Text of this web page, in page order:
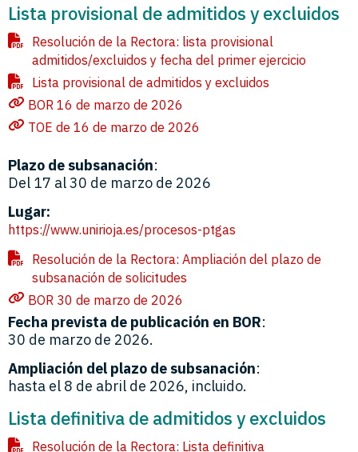
Lista provisional de admitidos y excluidos
Resolución de la Rectora: lista provisional
admitidos/excluidos y fecha del primer ejercicio
Lista provisional de admitidos y excluidos
BOR 16 de marzo de 2026
TOE de 16 de marzo de 2026
Plazo de subsanación:
Del 17 al 30 de marzo de 2026
Lugar:
https://www.unirioja.es/procesos-ptgas
Resolución de la Rectora: Ampliación del plazo de
subsanación de solicitudes
BOR 30 de marzo de 2026
Fecha prevista de publicación en BOR:
30 de marzo de 2026.
Ampliación del plazo de subsanación:
hasta el 8 de abril de 2026, incluido.
Lista definitiva de admitidos y excluidos
Resolución de la Rectora: Lista definitiva